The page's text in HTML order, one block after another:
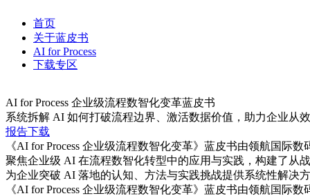
首页
关于蓝皮书
AI for Process
下载专区
AI for Process 企业级流程数智化变革蓝皮书
系统拆解 AI 如何打破流程边界、激活数据价值，助力企业
报告下载
《AI for Process 企业级流程数智化变革》蓝皮书由领航国际数
聚焦企业级 AI 在流程数智化转型中的应用与实践，构建了从战
为企业突破 AI 落地的认知、方法与实践挑战提供系统性解决方
《AI for Process 企业级流程数智化变革》蓝皮书由领航国际数